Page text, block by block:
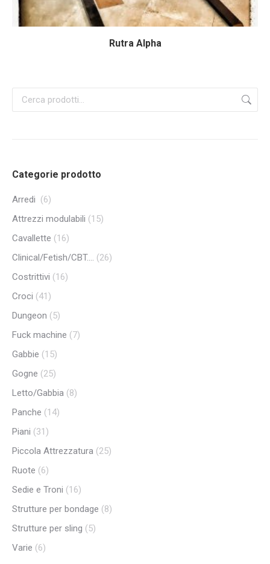
Rutra Alpha
Categorie prodotto
Arredi (6)
Attrezzi modulabili (15)
Cavallette (16)
Clinical/Fetish/CBT.... (26)
Costrittivi (16)
Croci (41)
Dungeon (5)
Fuck machine (7)
Gabbie (15)
Gogne (25)
Letto/Gabbia (8)
Panche (14)
Piani (31)
Piccola Attrezzatura (25)
Ruote (6)
Sedie e Troni (16)
Strutture per bondage (8)
Strutture per sling (5)
Varie (6)